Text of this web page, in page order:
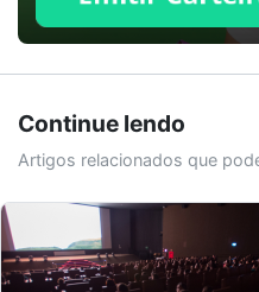
Continue lendo
Artigos relacionados que